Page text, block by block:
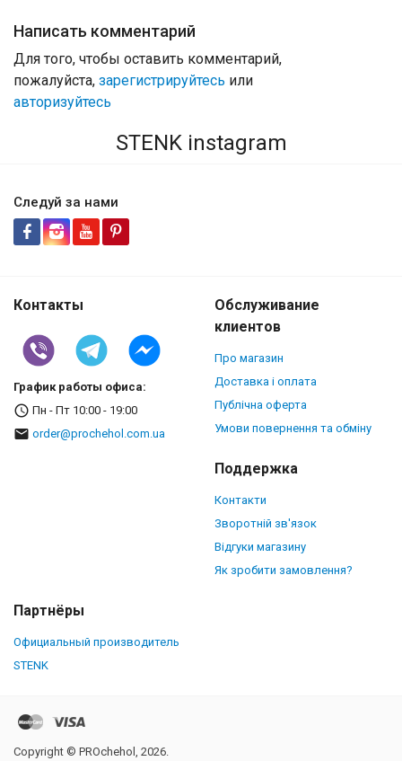
Написать комментарий
Для того, чтобы оставить комментарий,
пожалуйста, зарегистрируйтесь или
авторизуйтесь
STENK instagram
Следуй за нами
Контакты
График работы офиса:
Пн - Пт 10:00 - 19:00
order@prochehol.com.ua
Обслуживание
клиентов
Про магазин
Доставка і оплата
Публічна оферта
Умови повернення та обміну
Поддержка
Контакти
Зворотній зв'язок
Відгуки магазину
Як зробити замовлення?
Партнёры
Официальный производитель
STENK
Copyright © PROchehol, 2026.